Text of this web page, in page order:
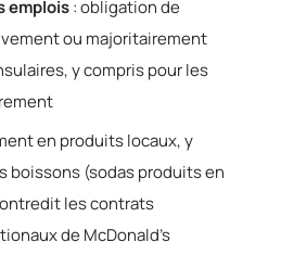
emplois: obligation de
ou majoritairement
y compris pour les
en produits locaux, y
boissons (sodas produits en
les contrats
de McDonald’s